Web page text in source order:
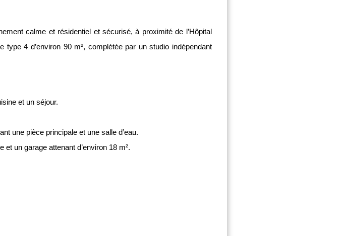
calme et résidentiel et sécurisé, à proximité de l’Hôpital
4 d’environ 90 m², complétée par un studio indépendant
et un séjour.
une pièce principale et une salle d’eau.
un garage attenant d’environ 18 m².